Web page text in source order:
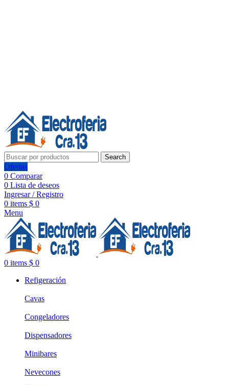
Search
Ofertas
0 Comparar
0 Lista de deseos
Ingresar / Registro
0 items $ 0
Menu
0 items $ 0
Refigeración
Cavas
Congeladores
Dispensadores
Minibares
Nevecones